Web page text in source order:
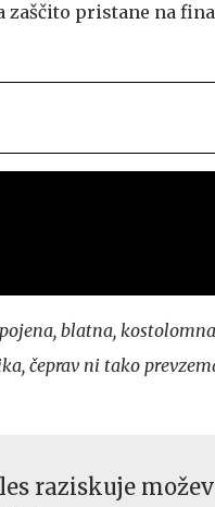
zaščito pristane na
blatna,
čeprav ni tako
raziskuje